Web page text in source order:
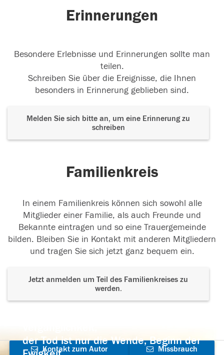
Erinnerungen
Besondere Erlebnisse und Erinnerungen sollte man
teilen.
Schreiben Sie über die Ereignisse, die Ihnen
besonders in Erinnerung geblieben sind.
Melden Sie sich bitte an, um eine Erinnerung zu
schreiben
Familienkreis
In einem Familienkreis können sich sowohl alle
Mitglieder einer Familie, als auch Freunde und
Bekannte eintragen und so eine Trauergemeinde
bilden. Bleiben Sie in Kontakt mit anderen Mitgliedern
und tragen Sie sich jetzt ganz bequem ein.
Jetzt anmelden um Teil des Familienkreises zu
werden.
der Tod ist nur die Wende, Beginn der
Kontakt zum Autor Missbrauch